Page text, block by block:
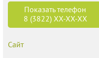
Показать телефон
8 (3822) XX-XX-XX
Сайт